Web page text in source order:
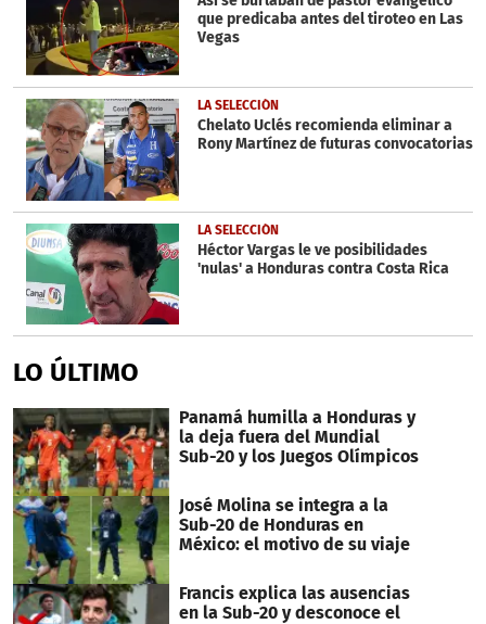
que predicaba antes del tiroteo en Las
Vegas
LA SELECCIÓN
Chelato Uclés recomienda eliminar a
Rony Martínez de futuras convocatorias
LA SELECCIÓN
Héctor Vargas le ve posibilidades
'nulas' a Honduras contra Costa Rica
LO ÚLTIMO
Panamá humilla a Honduras y
la deja fuera del Mundial
Sub-20 y los Juegos Olímpicos
José Molina se integra a la
Sub-20 de Honduras en
México: el motivo de su viaje
Francis explica las ausencias
en la Sub-20 y desconoce el